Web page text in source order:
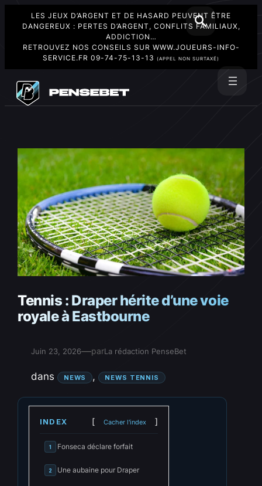
LES JEUX D’ARGENT ET DE HASARD PEUVENT ÊTRE
DANGEREUX : PERTES D’ARGENT, CONFLITS FAMILIAUX,
ADDICTION…
RETROUVEZ NOS CONSEILS SUR WWW.JOUEURS-INFO-
SERVICE.FR 09-74-75-13-13 (APPEL NON SURTAXÉ)
contenu
Tennis : Draper hérite d’une voie
royale à Eastbourne
Juin 23, 2026—parLa rédaction PenseBet
dans NEWS , NEWS TENNIS
INDEX Cacher l'index
1 Fonseca déclare forfait
2 Une aubaine pour Draper